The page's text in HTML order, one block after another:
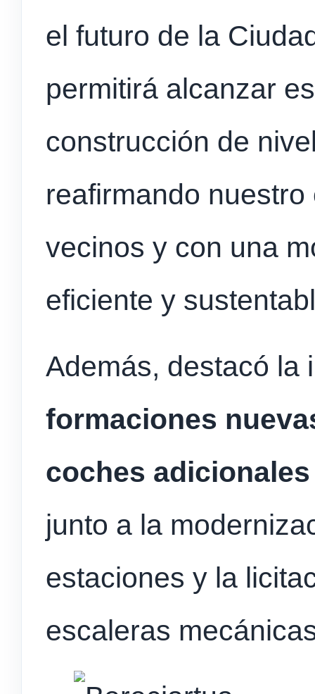
el futuro de la
permitirá alcanzar
construcción de
reafirmando
vecinos y con una
eficiente y
Además, destacó
formaciones
coches
junto a la
estaciones y la
escaleras